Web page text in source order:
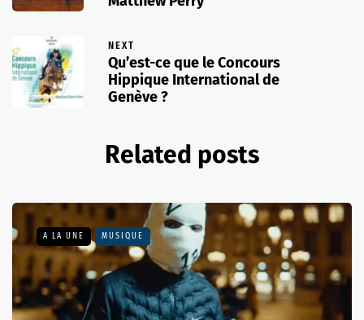
NEXT
Qu’est-ce que le Concours
Hippique International de
Genève ?
Related posts
A LA UNE MUSIQUE